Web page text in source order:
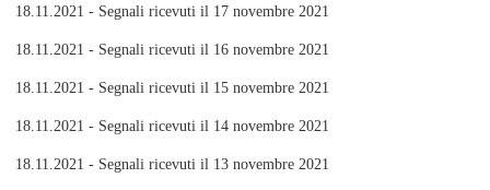
18.11.2021 - Segnali ricevuti il 17 novembre 2021
18.11.2021 - Segnali ricevuti il 16 novembre 2021
18.11.2021 - Segnali ricevuti il 15 novembre 2021
18.11.2021 - Segnali ricevuti il 14 novembre 2021
18.11.2021 - Segnali ricevuti il 13 novembre 2021